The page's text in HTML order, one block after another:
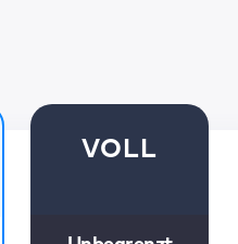
VOLL